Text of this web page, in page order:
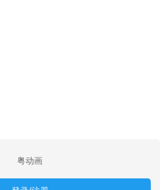
粤动画